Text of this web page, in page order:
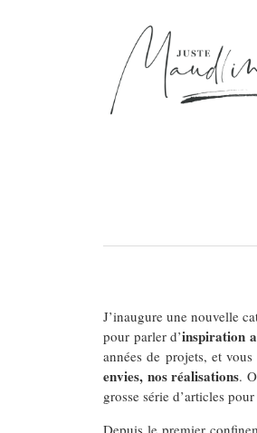
J’inaugure une nouvelle
pour parler d’inspiration
années de projets, et
envies, nos réalisations.
grosse série d’articles
Depuis le premier